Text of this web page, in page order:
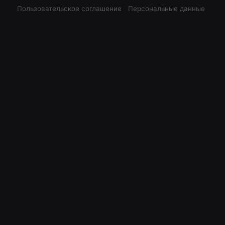
Пользовательское соглашение Персональные данные